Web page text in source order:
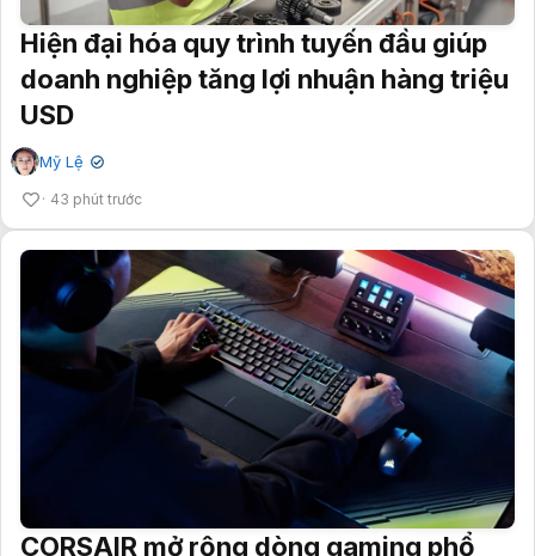
Hiện đại hóa quy trình tuyến đầu giúp
doanh nghiệp tăng lợi nhuận hàng triệu
USD
Mỹ Lệ ✔
43 phút trước
CORSAIR mở rộng dòng gaming phổ